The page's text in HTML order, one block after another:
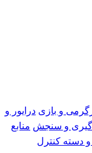
و بازی درایور و
گیری و سنجش منابع
دسته کنترل